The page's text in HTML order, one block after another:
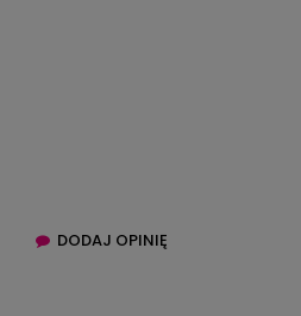
DODAJ OPINIĘ